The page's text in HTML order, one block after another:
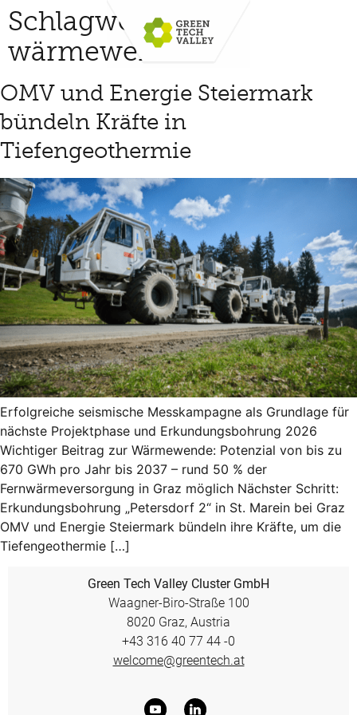
Schlagwort:
wärmewende
OMV und Energie Steiermark
bündeln Kräfte in
Tiefengeothermie
Erfolgreiche seismische Messkampagne als Grundlage für
nächste Projektphase und Erkundungsbohrung 2026
Wichtiger Beitrag zur Wärmewende: Potenzial von bis zu
670 GWh pro Jahr bis 2037 – rund 50 % der
Fernwärmeversorgung in Graz möglich Nächster Schritt:
Erkundungsbohrung „Petersdorf 2“ in St. Marein bei Graz
OMV und Energie Steiermark bündeln ihre Kräfte, um die
Tiefengeothermie […]
Green Tech Valley Cluster GmbH
Waagner-Biro-Straße 100
8020 Graz, Austria
+43 316 40 77 44 -0
welcome@greentech.at